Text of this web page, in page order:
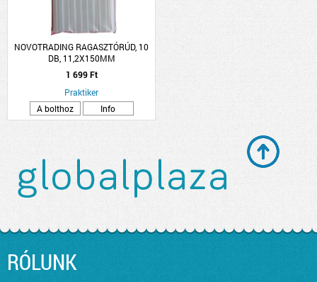
NOVOTRADING RAGASZTÓRÚD, 10
DB, 11,2X150MM
1 699 Ft
Praktiker
A bolthoz
Info
RÓLUNK